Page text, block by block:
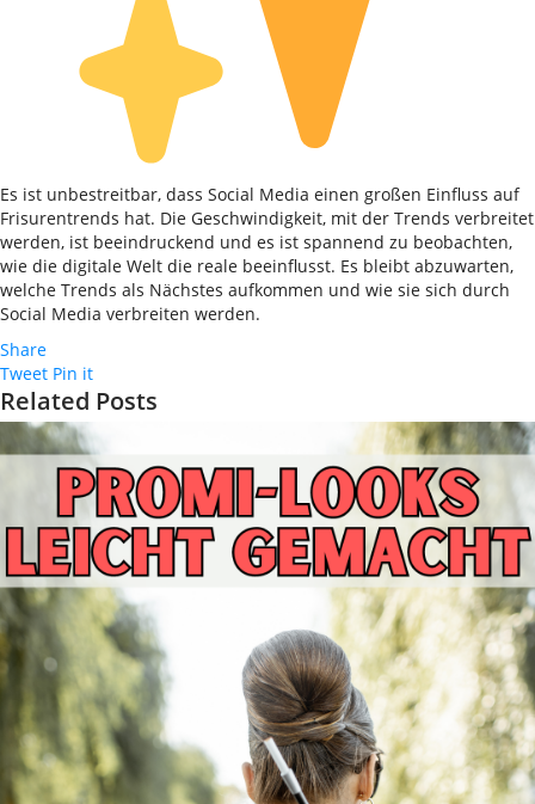
Es ist unbestreitbar, dass Social Media einen großen Einfluss auf
Frisurentrends hat. Die Geschwindigkeit, mit der Trends verbreitet
werden, ist beeindruckend und es ist spannend zu beobachten,
wie die digitale Welt die reale beeinflusst. Es bleibt abzuwarten,
welche Trends als Nächstes aufkommen und wie sie sich durch
Social Media verbreiten werden.
Share
Tweet Pin it
Related Posts